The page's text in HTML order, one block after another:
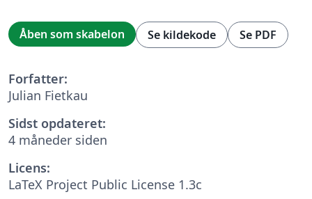
Åben som skabelon Se kildekode Se PDF
Forfatter:
Julian Fietkau
Sidst opdateret:
4 måneder siden
Licens:
LaTeX Project Public License 1.3c